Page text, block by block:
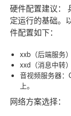
硬件配置建议：
定运行的基础。
件配置如下：
xxb（后端服务
xxd（消息中转
音视频服务器
上。
网络方案选择：